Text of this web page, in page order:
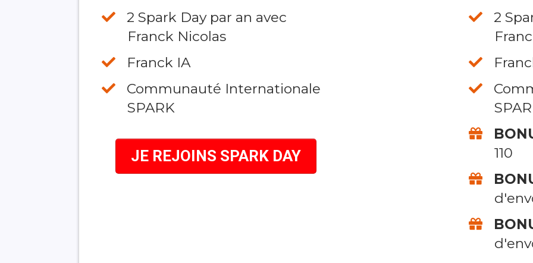
​2 Spark Day par an avec
Franck Nicolas
​Franck IA
​Communauté Internationale
SPARK
JE REJOINS SPARK DAY
​2
110